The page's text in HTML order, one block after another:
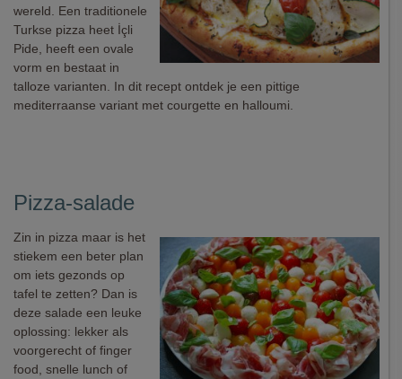
wereld. Een traditionele
Turkse pizza heet İçli
Pide, heeft een ovale
vorm en bestaat in
talloze varianten. In dit recept ontdek je een pittige
mediterraanse variant met courgette en halloumi.
Pizza-salade
Zin in pizza maar is het
stiekem een beter plan
om iets gezonds op
tafel te zetten? Dan is
deze salade een leuke
oplossing: lekker als
voorgerecht of finger
food, snelle lunch of